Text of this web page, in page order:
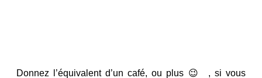
Donnez l’équivalent d’un café, ou plus 😉 , si vous